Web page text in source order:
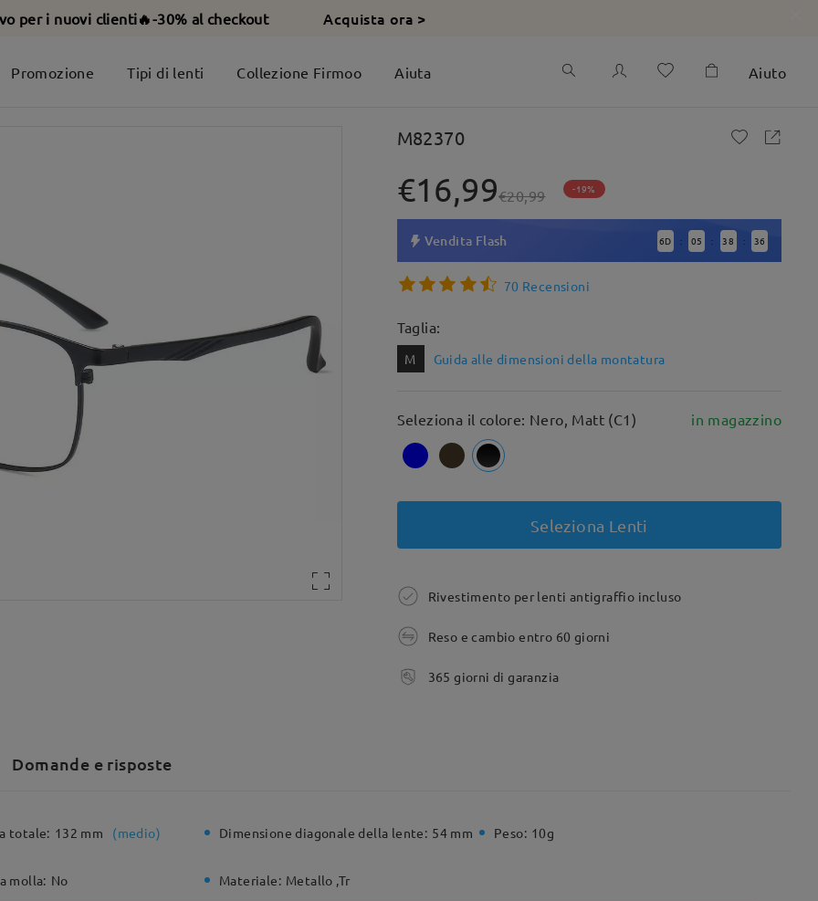
per i nuovi clienti🔥-30% al checkout Acquista ora >
Promozione Tipi di lenti Collezione Firmoo Aiuta Aiuto
M82370
€16,99€20,99 -19%
Vendita Flash 6D : 05 : 38 : 35
70 Recensioni
Taglia:
M Guida alle dimensioni della montatura
Seleziona il colore: Nero, Matt (C1) in magazzino
Seleziona Lenti
Rivestimento per lenti antigraffio incluso
Reso e cambio entro 60 giorni
365 giorni di garanzia
Domande e risposte
totale: 132 mm (medio) Dimensione diagonale della lente: 54 mm Peso: 10g
molla: No Materiale: Metallo ,Tr